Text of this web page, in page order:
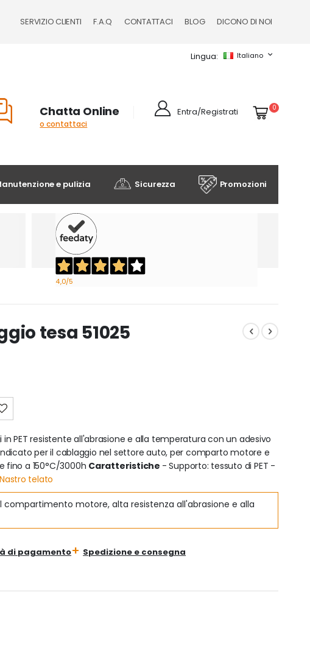
SERVIZIO CLIENTI F.A.Q CONTATTACI BLOG DICONO DI NOI
LinguaItaliano
Chatta Online
o contattaci
Entra/Registrati Cart
0elementi
e pulizia Sicurezza Promozioni
4,0/5
tesa 51025
PET resistente all'abrasione e alla temperatura con un adesivo
per il cablaggio nel settore auto, per comparto motore e
fino a 150°C/3000h Caratteristiche - Supporto: tessuto di PET -
Nastro telato
compartimento motore, alta resistenza all'abrasione e alla
di pagamento
Spedizione e consegna